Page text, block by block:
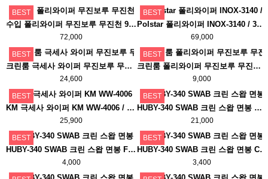
BEST
수입 폴리와이퍼 무진보루 무진천 9인치 10팩 한박스
72,000
BEST
Polstar 폴리와이퍼 INOX-3140 / 3070
69,000
BEST
크린룸 극세사 와이퍼 무진보루 무진천 9인치 100장
24,600
BEST
크린룸 폴리와이퍼 무진보루 무진천 9인치 100장
9,000
BEST
KM 극세사 와이퍼 KM WW-4006 / WW-4006HK
25,900
BEST
HUBY-340 SWAB 크린 스왑 면봉 이물봉 SA-001 H
21,000
BEST
HUBY-340 SWAB 크린 스왑 면봉 FS-010
4,000
BEST
HUBY-340 SWAB 크린 스왑 면봉 CA-005 CA-006 CA-007 CA-008 CA-010
3,400